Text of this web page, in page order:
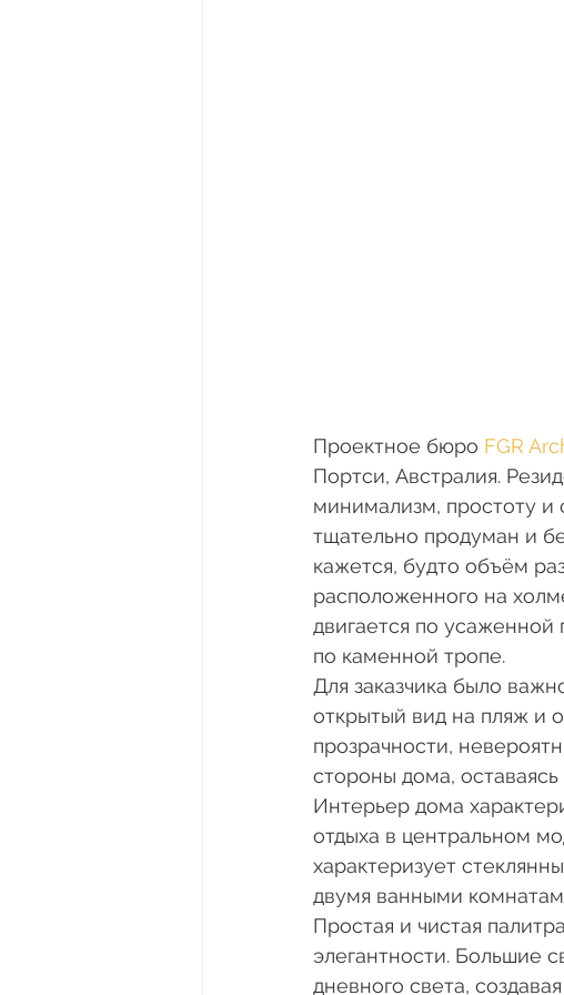
Проектное бюро FGR
Портси, Австралия.
минимализм, простоту
тщательно продуман и
кажется, будто объём
расположенного на
двигается по усаженной
по каменной тропе.
Для заказчика было
открытый вид на пляж и
прозрачности,
стороны дома,
Интерьер дома
отдыха в центральном
характеризует
двумя ванными
Простая и чистая
элегантности. Большие
дневного света,